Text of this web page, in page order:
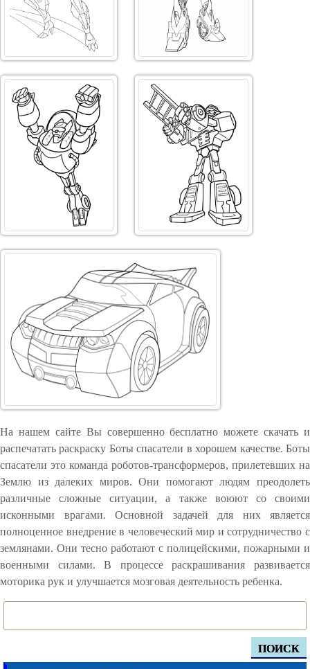
ПОИСК
На нашем сайте Вы совершенно бесплатно можете скачать и
распечатать раскраску Боты спасатели в хорошем качестве. Боты
спасатели это команда роботов-трансформеров, прилетевших на
Землю из далеких миров. Они помогают людям преодолеть
различные сложные ситуации, а также воюют со своими
исконными врагами. Основной задачей для них является
полноценное внедрение в человеческий мир и сотрудничество с
землянами. Они тесно работают с полицейскими, пожарными и
военными силами. В процессе раскрашивания развивается
моторика рук и улучшается мозговая деятельность ребенка.